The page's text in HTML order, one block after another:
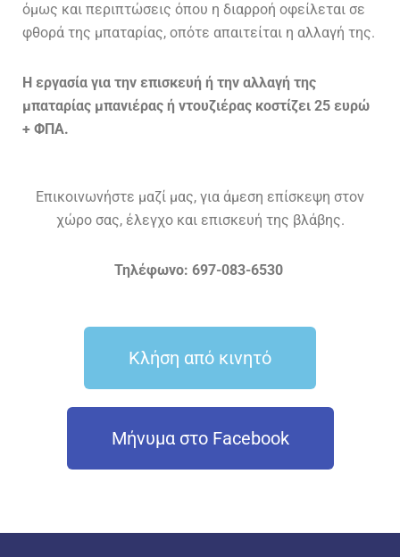
όμως και περιπτώσεις όπου η διαρροή οφείλεται σε
φθορά της μπαταρίας, οπότε απαιτείται η αλλαγή της.
Η εργασία για την επισκευή ή την αλλαγή της
μπαταρίας μπανιέρας ή ντουζιέρας κοστίζει 25 ευρώ
+ ΦΠΑ.
Επικοινωνήστε μαζί μας, για άμεση επίσκεψη στον
χώρο σας, έλεγχο και επισκευή της βλάβης.
Τηλέφωνο: 697-083-6530
Κλήση από κινητό
Μήνυμα στο Facebook